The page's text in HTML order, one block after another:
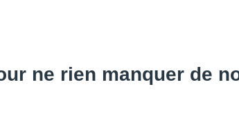
ne rien manquer de